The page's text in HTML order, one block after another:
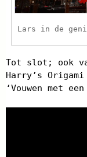
Lars in de
Tot slot; ook
Harry’s
‘Vouwen met